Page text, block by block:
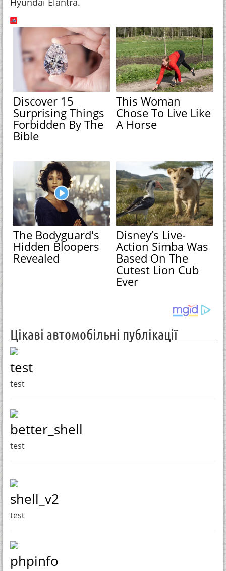
Discover 15
Surprising Things
Forbidden By The
Bible
This Woman
Chose To Live Like
A Horse
The Bodyguard's
Hidden Bloopers
Revealed
Disney’s Live-
Action Simba Was
Based On The
Cutest Lion Cub
Ever
Цікаві автомобільні публікації
test
test
better_shell
test
shell_v2
test
phpinfo